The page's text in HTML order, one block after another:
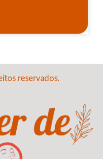
reservados.